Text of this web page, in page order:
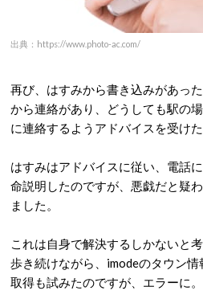
出典：https://www.photo-ac.com/
再び、はすみから書き込みがあっ
から連絡があり、どうしても駅の
に連絡するようアドバイスを受けた
はすみはアドバイスに従い、電話
命説明したのですが、悪戯だと疑
ました。
これは自身で解決するしかないと
歩き続けながら、imodeのタウン
取得も試みたのですが、エラーに。